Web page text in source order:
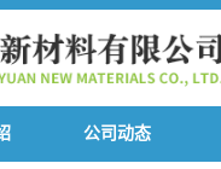
公司动态